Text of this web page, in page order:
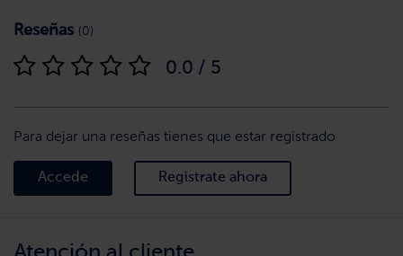
Reseñas (0)
0.0 / 5
Para dejar una reseñas tienes que estar registrado
Accede Regìstrate ahora